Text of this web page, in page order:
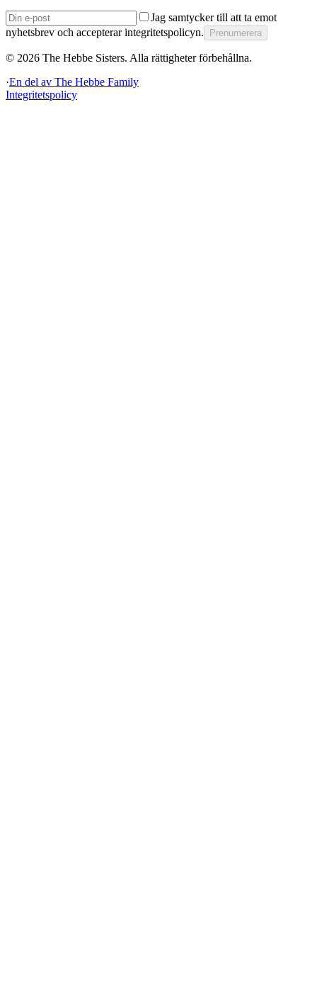
Jag samtycker till att ta emot
nyhetsbrev och accepterar integritetspolicyn.
Prenumerera
© 2026 The Hebbe Sisters. Alla rättigheter förbehållna.
·En del av The Hebbe Family
Integritetspolicy